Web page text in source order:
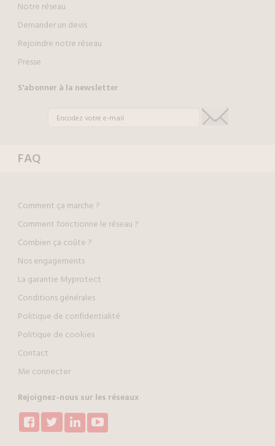
Notre réseau
Demander un devis
Rejoindre notre réseau
Presse
S'abonner à la newsletter
FAQ
Comment ça marche ?
Comment fonctionne le réseau ?
Combien ça coûte ?
Nos engagements
La garantie Myprotect
Conditions générales
Politique de confidentialité
Politique de cookies
Contact
Me connecter
Rejoignez-nous sur les réseaux